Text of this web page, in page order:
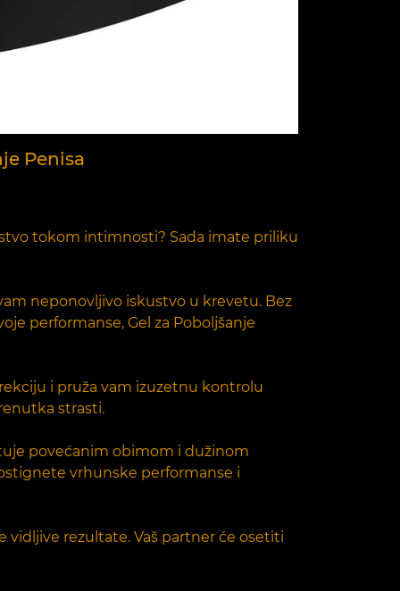
Penisa
tokom intimnosti? Sada imate priliku
neponovljivo iskustvo u krevetu. Bez
performanse, Gel za Poboljšanje
i pruža vam izuzetnu kontrolu
strasti.
povećanim obimom i dužinom
vrhunske performanse i
vidljive rezultate. Vaš partner će osetiti